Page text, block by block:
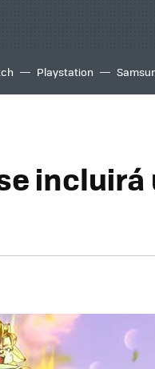
Playstation
incluirá